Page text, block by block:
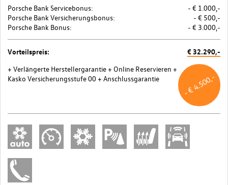
Porsche Bank Servicebonus:
- € 1.000,-
Porsche Bank Versicherungsbonus:
- € 500,-
Porsche Bank Bonus:
- € 3.000,-
Vorteilspreis: € 32.290,-
+ Verlängerte Herstellergarantie+ Online Reservieren +
Kasko Versicherungsstufe 00 + Anschlussgarantie - € 4.500,-